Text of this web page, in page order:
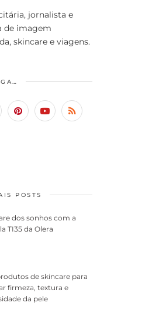
jornalista e
de imagem
skincare e viagens.
POSTS
dos sonhos com a
TI35 da Olera
de skincare para
firmeza, textura e
da pele